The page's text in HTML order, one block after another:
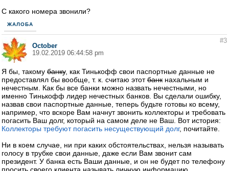
С какого номера звонили?
ЖАЛОБА
October
19.02.2019 06:44:58 pm
#3
Я бы, такому банку, как Тинькофф свои паспортные данные не
предоставлял бы вообще, т. к. считаю этотбанк нахальным и
нечестным. Как бы все банки можно назвать нечестными, но
именно Тинькофф лидер нечестных банков. Вы сделали ошибку,
назвав свои паспортные данные, теперь будьте готовы ко всему,
например, что вскоре Вам начнут звонить коллекторы и требовать
погасить Ваш долг, который на самом деле не Ваш. Вот история:
Коллекторы требуют погасить несуществующий долг, почитайте.
Ни в коем случае, ни при каких обстоятельствах, нельзя называть
голосу в трубке свои данные, даже если Вам звонит сам
президент. У банка есть Ваши данные, и он не будет по телефону